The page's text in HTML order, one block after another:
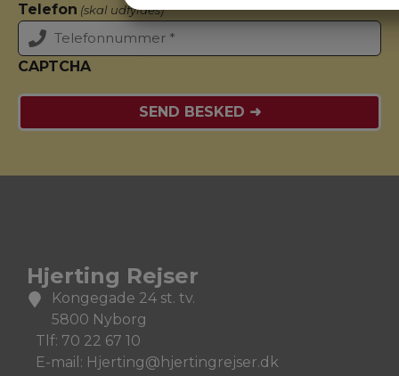
Telefon (skal udfyldes)
CAPTCHA
Hjerting Rejser
Kongegade 24 st. tv.
5800 Nyborg
Tlf: 70 22 67 10
E-mail: Hjerting@hjertingrejser.dk
MARKETING STATISTIK